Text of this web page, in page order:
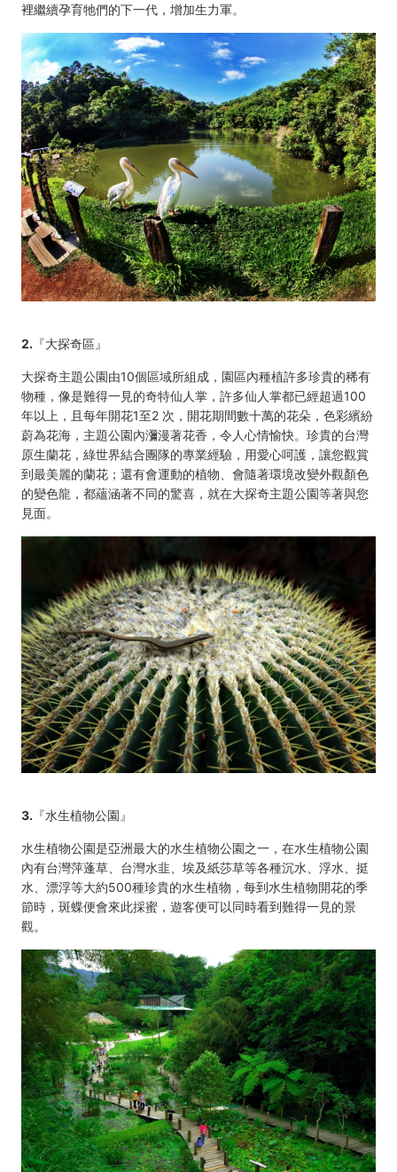
裡繼續孕育牠們的下一代，增加生力軍。
2. 『大探奇區』
大探奇主題公園由10個區域所組成，園區內種植許多珍貴的稀有
物種，像是難得一見的奇特仙人掌，許多仙人掌都已經超過100
年以上，且每年開花1至2 次，開花期間數十萬的花朵，色彩繽紛
蔚為花海，主題公園內瀰漫著花香，令人心情愉快。珍貴的台灣
原生蘭花，綠世界結合團隊的專業經驗，用愛心呵護，讓您觀賞
到最美麗的蘭花；還有會運動的植物、會隨著環境改變外觀顏色
的變色龍，都蘊涵著不同的驚喜，就在大探奇主題公園等著與您
見面。
3. 『水生植物公園』
水生植物公園是亞洲最大的水生植物公園之一，在水生植物公園
內有台灣萍蓬草、台灣水韭、埃及紙莎草等各種沉水、浮水、挺
水、漂浮等大約500種珍貴的水生植物，每到水生植物開花的季
節時，斑蝶便會來此採蜜，遊客便可以同時看到難得一見的景
觀。